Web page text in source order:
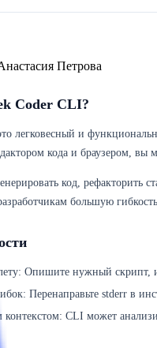
Петрова
Coder CLI?
легковесный и
кода и браузером, вы
код,
разработчикам большую
лету: Опишите нужный скрипт,
Перенаправьте stderr в
контекстом: CLI может